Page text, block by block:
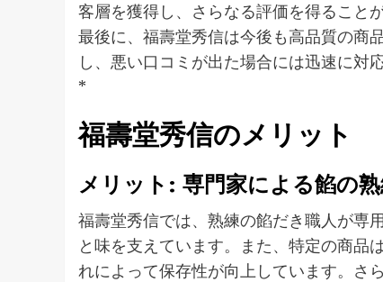
客層を獲得し、さらなる評価を得ることが
最後に、福壽堂秀信は今後も高品質の商
し、悪い口コミが出た場合には迅速に対
*
福壽堂秀信のメリット
メリット: 専門家による餡の
福壽堂秀信では、熟練の餡だき職人が専
と味を支えています。また、特定の商品
れによって保存性が向上しています。さ